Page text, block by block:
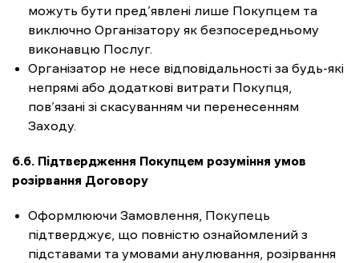
можуть бути пред’явлені лише Покупцем та
виключно Організатору як безпосередньому
виконавцю Послуг.
Організатор не несе відповідальності за будь-які
непрямі або додаткові витрати Покупця,
пов’язані зі скасуванням чи перенесенням
Заходу.
6.6. Підтвердження Покупцем розуміння умов
розірвання Договору
Оформлюючи Замовлення, Покупець
підтверджує, що повністю ознайомлений з
підставами та умовами анулювання, розірвання